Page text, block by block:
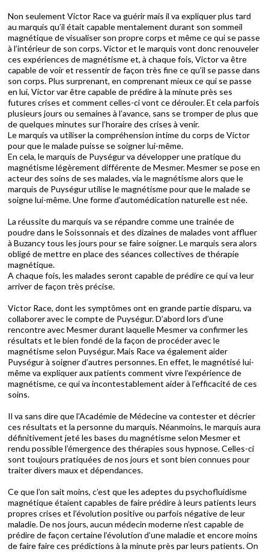
Non seulement Victor Race va guérir mais il va expliquer plus tard
au marquis qu’il était capable mentalement durant son sommeil
magnétique de visualiser son propre corps et même ce qui se passe
à l’intérieur de son corps. Victor et le marquis vont donc renouveler
ces expériences de magnétisme et, à chaque fois, Victor va être
capable de voir et ressentir de façon très fine ce qu’il se passe dans
son corps. Plus surprenant, en comprenant mieux ce qui se passe
en lui, Victor var être capable de prédire à la minute près ses
futures crises et comment celles-ci vont ce dérouler. Et cela parfois
plusieurs jours ou semaines à l’avance, sans se tromper de plus que
de quelques minutes sur l’horaire des crises à venir.
Le marquis va utiliser la compréhension intime du corps de Victor
pour que le malade puisse se soigner lui-même.
En cela, le marquis de Puységur va développer une pratique du
magnétisme légèrement différente de Mesmer. Mesmer se pose en
acteur des soins de ses malades, via le magnétisme alors que le
marquis de Puységur utilise le magnétisme pour que le malade se
soigne lui-même. Une forme d’automédication naturelle est née.
La réussite du marquis va se répandre comme une trainée de
poudre dans le Soissonnais et des dizaines de malades vont affluer
à Buzancy tous les jours pour se faire soigner. Le marquis sera alors
obligé de mettre en place des séances collectives de thérapie
magnétique.
A chaque fois, les malades seront capable de prédire ce qui va leur
arriver de façon très précise.
Victor Race, dont les symptômes ont en grande partie disparu, va
collaborer avec le compte de Puységur. D’abord lors d’une
rencontre avec Mesmer durant laquelle Mesmer va confirmer les
résultats et le bien fondé de la façon de procéder avec le
magnétisme selon Puységur. Mais Race va également aider
Puységur à soigner d’autres personnes. En effet, le magnétisé lui-
même va expliquer aux patients comment vivre l’expérience de
magnétisme, ce qui va incontestablement aider à l’efficacité de ces
soins.
Il va sans dire que l’Académie de Médecine va contester et décrier
ces résultats et la personne du marquis. Néanmoins, le marquis aura
définitivement jeté les bases du magnétisme selon Mesmer et
rendu possible l’émergence des thérapies sous hypnose. Celles-ci
sont toujours pratiquées de nos jours et sont bien connues pour
traiter divers maux et dépendances.
Ce que l’on sait moins, c’est que les adeptes du psychofluidisme
magnétique étaient capables de faire prédire à leurs patients leurs
propres crises et l’évolution positive ou parfois négative de leur
maladie. De nos jours, aucun médecin moderne n’est capable de
prédire de façon certaine l’évolution d’une maladie et encore moins
de faire faire ces prédictions à la minute près par leurs patients. On